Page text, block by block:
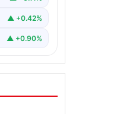
bulunan
▲ +0.42%
▲ +0.90%